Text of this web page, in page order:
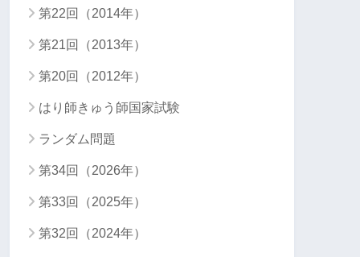
第22回（2014年）
第21回（2013年）
第20回（2012年）
はり師きゅう師国家試験
ランダム問題
第34回（2026年）
第33回（2025年）
第32回（2024年）